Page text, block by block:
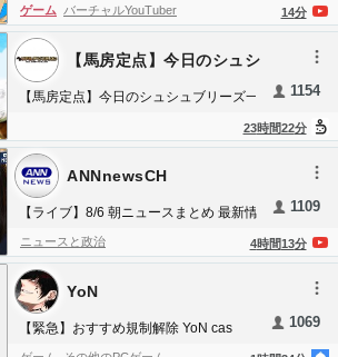
タルコフだ～～🌺🔅【ぶいすぽっ！/神成
きゅぴ】
14分
ゲーム バーチャルYouTuber
【馬房定点】今日のシュシュブリーズ一
【馬房定点】今日のシュシ
23時間22分
1154
【ライブ】8/6 朝ニュースまとめ 最新情
報を厳選してお届け ANN/テレ朝
【LIVE】
ANNnewsCH
4時間13分
1109
ニュースと政治
【緊急】おすすめ規制解除 YoN cas
YoN
1069